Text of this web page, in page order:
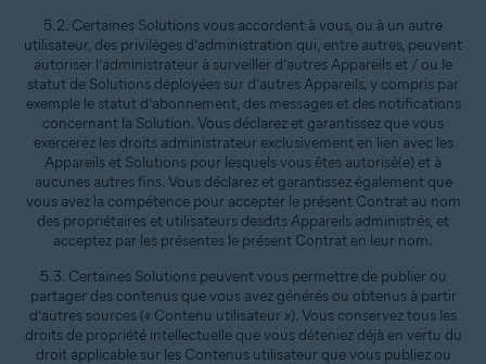
5.2. Certaines Solutions vous accordent à vous, ou à un autre
utilisateur, des privilèges d’administration qui, entre autres, peuvent
autoriser l’administrateur à surveiller d’autres Appareils et / ou le
statut de Solutions déployées sur d’autres Appareils, y compris par
exemple le statut d’abonnement, des messages et des notifications
concernant la Solution. Vous déclarez et garantissez que vous
exercerez les droits administrateur exclusivement en lien avec les
Appareils et Solutions pour lesquels vous êtes autorisé(e) et à
aucunes autres fins. Vous déclarez et garantissez également que
vous avez la compétence pour accepter le présent Contrat au nom
des propriétaires et utilisateurs desdits Appareils administrés, et
acceptez par les présentes le présent Contrat en leur nom.
5.3. Certaines Solutions peuvent vous permettre de publier ou
partager des contenus que vous avez générés ou obtenus à partir
d’autres sources (« Contenu utilisateur »). Vous conservez tous les
droits de propriété intellectuelle que vous déteniez déjà en vertu du
droit applicable sur les Contenus utilisateur que vous publiez ou